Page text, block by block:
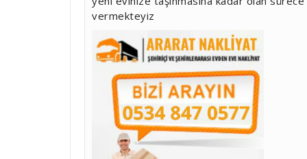
vermekteyiz